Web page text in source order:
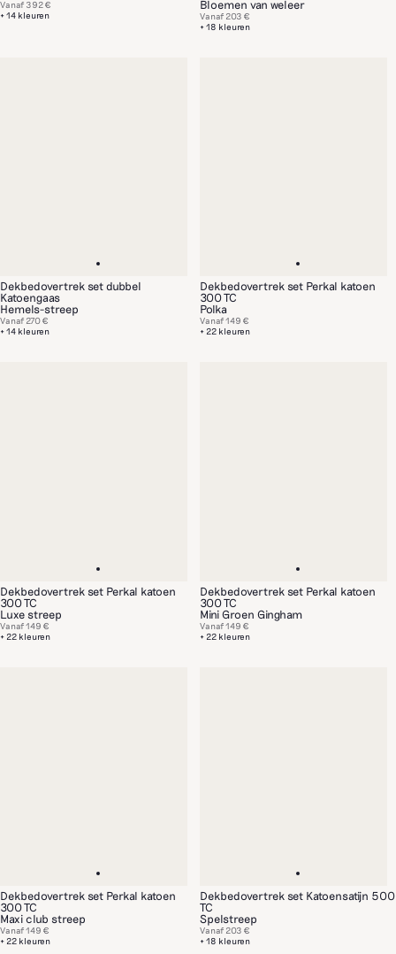
+ 14 kleuren
Vanaf 392 € Bloemen van weleer
+ 18 kleuren
Vanaf 203 €
Dekbedovertrek set dubbel
Katoengaas
Hemels-streep
+ 14 kleuren
Vanaf 270 €
Dekbedovertrek set Perkal katoen
300 TC
Polka
+ 22 kleuren
Vanaf149 €
Dekbedovertrek set Perkal katoen
300 TC
Luxe streep
+ 22 kleuren
Vanaf149 €
Dekbedovertrek set Perkal katoen
300 TC
Mini Groen Gingham
+ 22 kleuren
Vanaf149 €
Dekbedovertrek set Perkal katoen
300 TC
Maxi club streep
+ 22 kleuren
Vanaf149 €
Dekbedovertrek set Katoensatijn 500
TC
Spelstreep
+ 18 kleuren
Vanaf 203 €